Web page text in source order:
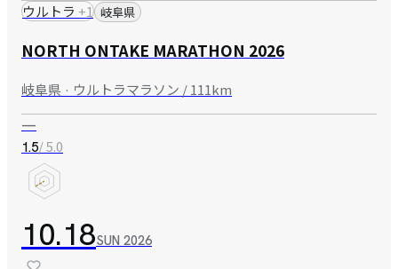
ウルトラ +1 岐阜県
NORTH ONTAKE MARATHON 2026
岐阜県 · ウルトラマラソン / 111km
—
1.5/ 5.0
10.18SUN 2026